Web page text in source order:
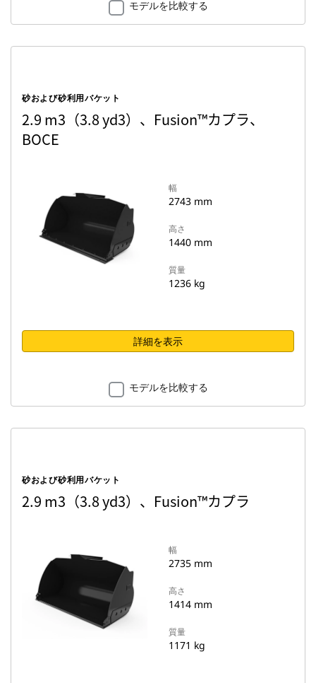
モデルを比較する
砂および砂利用バケット
2.9 m3（3.8 yd3）、Fusion™カプラ、
BOCE
幅
2743 mm
高さ
1440 mm
質量
1236 kg
詳細を表示
モデルを比較する
砂および砂利用バケット
2.9 m3（3.8 yd3）、Fusion™カプラ
幅
2735 mm
高さ
1414 mm
質量
1171 kg